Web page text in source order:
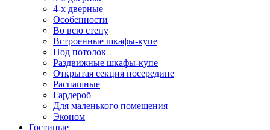
4-х дверные
Особенности
Во всю стену
Встроенные шкафы-купе
Под потолок
Раздвижные шкафы-купе
Открытая секция посередине
Распашные
Гардероб
Для маленького помещения
Эконом
Гостиные